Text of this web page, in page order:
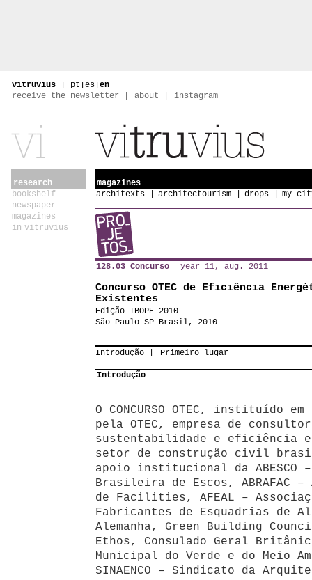
vitruvius | pt | es | en
receive the newsletter
about instagram
research
bookshelf
newspaper
magazines
in vitruvius
magazines
architexts
architectourism drops my
128.03 Concurso year 11, aug. 2011
Concurso OTEC de Eficiência
Existentes
Edição IBOPE 2010
São Paulo SP Brasil, 2010
Introdução Primeiro lugar
Introdução
O CONCURSO OTEC, instituído
pela OTEC, empresa de
sustentabilidade e eficiência
setor de construção civil
apoio institucional da ABESCO
Brasileira de Escos, ABRAFAC
de Facilities, AFEAL –
Fabricantes de Esquadrias de
Alemanha, Green Building
Ethos, Consulado Geral
Municipal do Verde e do Meio
SINAENCO – Sindicato da